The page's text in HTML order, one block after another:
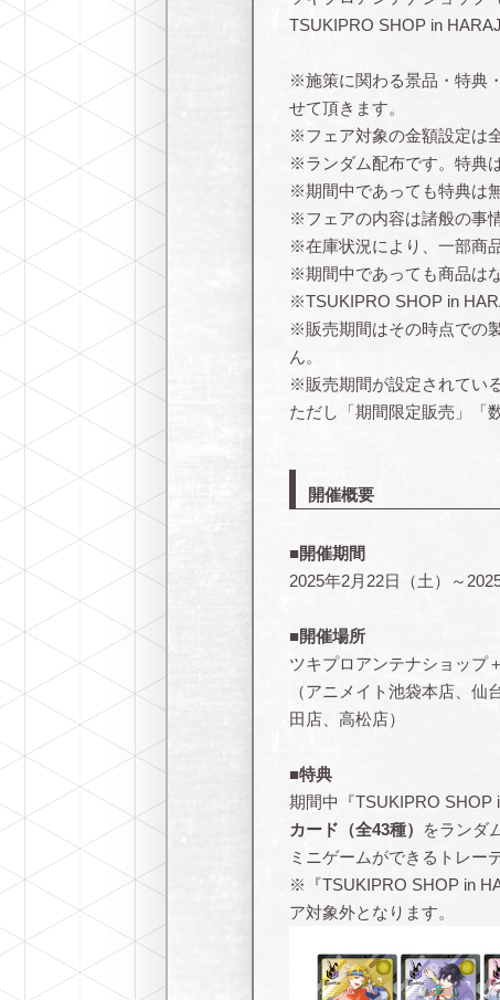
TSUKIPRO SHOP in
※施策に関わる景品・特典
せて頂きます。
※フェア対象の金額設定は
※ランダム配布です。特典
※期間中であっても特典は
※フェアの内容は諸般の事
※在庫状況により、一部商
※期間中であっても商品は
※TSUKIPRO SHOP in
※販売期間はその時点での
ん。
※販売期間が設定されてい
ただし「期間限定販売」「
開催概要
■開催期間
2025年2月22日（土）～
■開催場所
ツキプロアンテナショップ
（アニメイト池袋本店、
田店、高松店）
■特典
期間中『TSUKIPRO SHOP
カード（全43種）
をランダ
ミニゲームができるトレー
※『TSUKIPRO SHOP in
ア対象外となります。